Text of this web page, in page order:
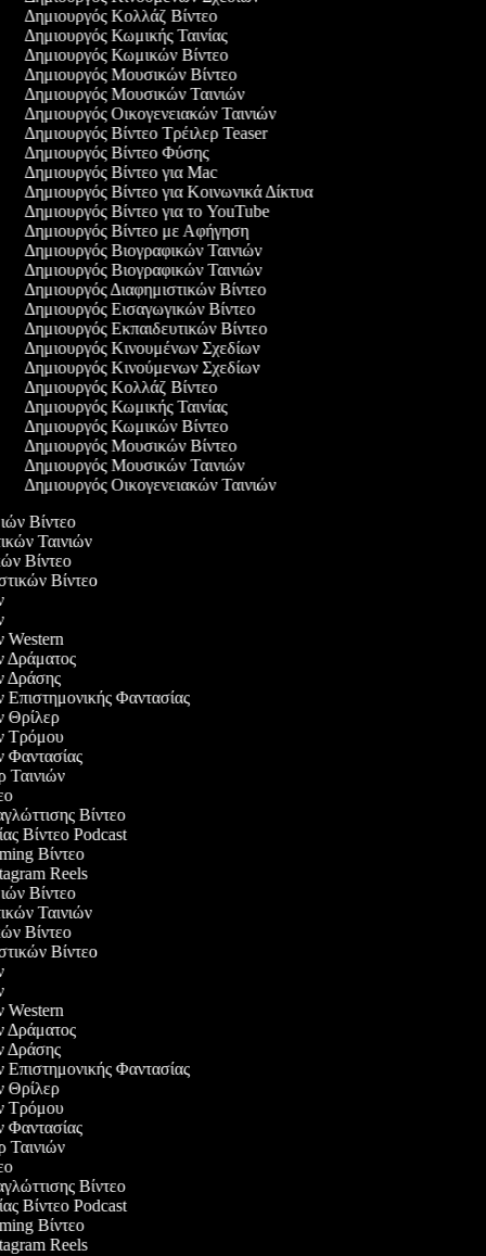
Δημιουργός Κολλάζ Βίντεο
Δημιουργός Κωμικής Ταινίας
Δημιουργός Κωμικών Βίντεο
Δημιουργός Μουσικών Βίντεο
Δημιουργός Μουσικών Ταινιών
Δημιουργός Οικογενειακών Ταινιών
Δημιουργός Βίντεο Τρέιλερ Teaser
Δημιουργός Βίντεο Φύσης
Δημιουργός Βίντεο για Mac
Δημιουργός Βίντεο για Κοινωνικά Δίκτυα
Δημιουργός Βίντεο για το YouTube
Δημιουργός Βίντεο με Αφήγηση
Δημιουργός Βιογραφικών Ταινιών
Δημιουργός Βιογραφικών Ταινιών
Δημιουργός Διαφημιστικών Βίντεο
Δημιουργός Εισαγωγικών Βίντεο
Δημιουργός Εκπαιδευτικών Βίντεο
Δημιουργός Κινουμένων Σχεδίων
Δημιουργός Κινούμενων Σχεδίων
Δημιουργός Κολλάζ Βίντεο
Δημιουργός Κωμικής Ταινίας
Δημιουργός Κωμικών Βίντεο
Δημιουργός Μουσικών Βίντεο
Δημιουργός Μουσικών Ταινιών
Δημιουργός Οικογενειακών Ταινιών
Βίντεο
Ταινιών
Βίντεο
Βίντεο
Western
Δράματος
Δράσης
Επιστημονικής Φαντασίας
Θρίλερ
Τρόμου
Φαντασίας
Ταινιών
Βίντεο
Βίντεο Podcast
Βίντεο
Reels
Βίντεο
Ταινιών
Βίντεο
Βίντεο
Western
Δράματος
Δράσης
Επιστημονικής Φαντασίας
Θρίλερ
Τρόμου
Φαντασίας
Ταινιών
Βίντεο
Βίντεο Podcast
Βίντεο
Reels